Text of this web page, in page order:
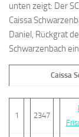
unten zeigt: Der
Caissa
Daniel, Rückgrat
Schwarzenbach
Caissa
1 2347